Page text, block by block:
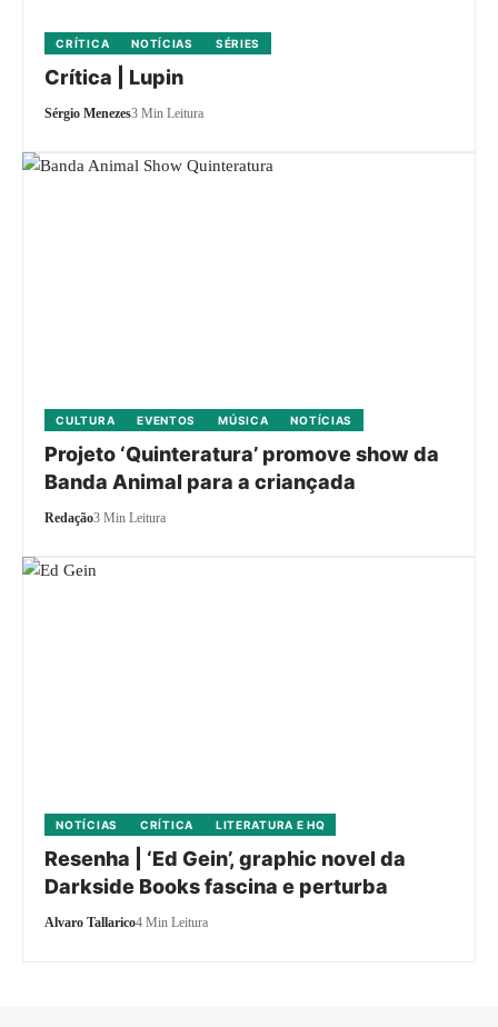
CRÍTICA NOTÍCIAS SÉRIES
Crítica | Lupin
Sérgio Menezes3 Min Leitura
CULTURA EVENTOS MÚSICA NOTÍCIAS
Projeto ‘Quinteratura’ promove show da
Banda Animal para a criançada
Redação3 Min Leitura
NOTÍCIAS CRÍTICA LITERATURA E HQ
Resenha | ‘Ed Gein’, graphic novel da
Darkside Books fascina e perturba
Alvaro Tallarico4 Min Leitura